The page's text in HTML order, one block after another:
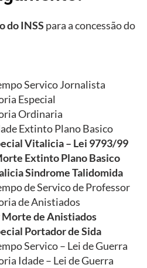
do INSS para a concessão do
Servico Jornalista
Especial
Ordinaria
Extinto Plano Basico
Vitalicia – Lei 9793/99
Extinto Plano Basico
Sindrome Talidomida
de Servico de Professor
de Anistiados
Morte de Anistiados
Portador de Sida
Servico – Lei de Guerra
Idade – Lei de Guerra